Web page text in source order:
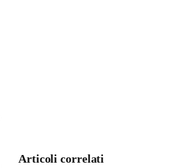
Articoli correlati